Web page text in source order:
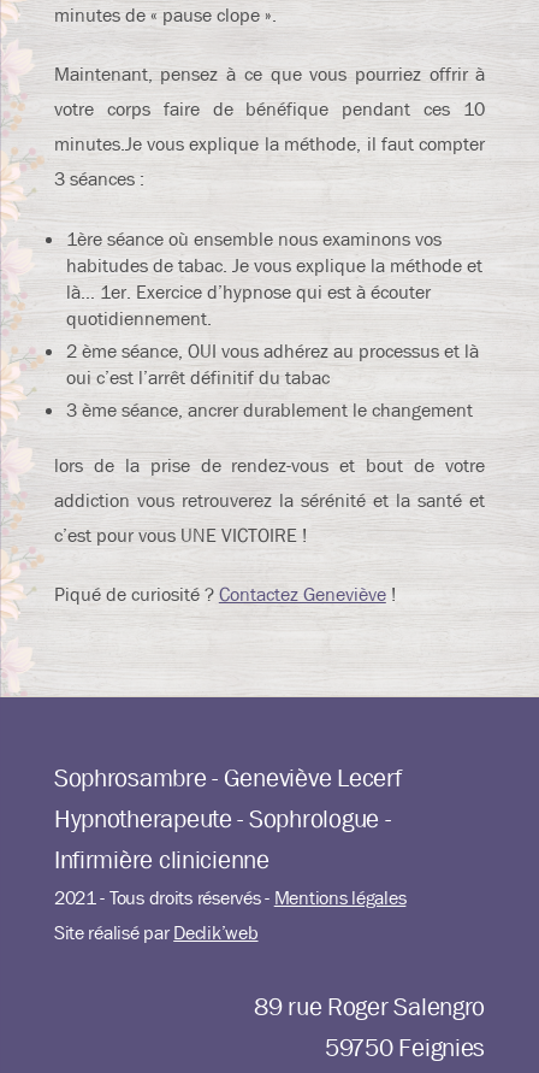
minutes de « pause clope ».
Maintenant, pensez à ce que vous pourriez offrir à
votre corps faire de bénéfique pendant ces 10
minutes.Je vous explique la méthode, il faut compter
3 séances :
1ère séance où ensemble nous examinons vos
habitudes de tabac. Je vous explique la méthode et
là… 1er. Exercice d’hypnose qui est à écouter
quotidiennement.
2 ème séance, OUI vous adhérez au processus et là
oui c’est l’arrêt définitif du tabac
3 ème séance, ancrer durablement le changement
lors de la prise de rendez-vous et bout de votre
addiction vous retrouverez la sérénité et la santé et
c’est pour vous UNE VICTOIRE !
Piqué de curiosité ?Contactez Geneviève!
Sophrosambre - Geneviève Lecerf
Hypnotherapeute - Sophrologue -
Infirmière clinicienne
2021 - Tous droits réservés - Mentions légales
Site réalisé parDeclik’web
89 rue Roger Salengro
59750 Feignies